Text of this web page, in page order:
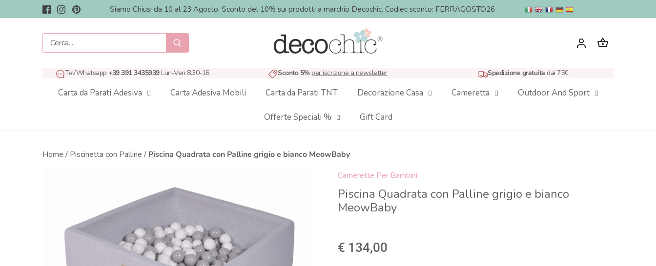
al
Siamo Chiusi da 10 al 23 Agosto. Sconto del 10% sui prodotti a marchio Decochic. Codiec sconto: FERRAGOSTO26
Tel/Whatsapp +39 391 3435939Lun-Ven 8.30-16 Sconto 5%per iscrizione a newsletter Spedizione gratuita dai 75€
Carta da Parati Adesiva Carta Adesiva Mobili Carta da Parati TNT Decorazione Casa Cameretta Outdoor And Sport
Offerte Speciali % Gift Card
Home / Piscinetta con Palline / Piscina Quadrata con Palline grigio e bianco MeowBaby
Camerette Per Bambini
Piscina Quadrata con Palline grigio e bianco
MeowBaby
€ 134,00